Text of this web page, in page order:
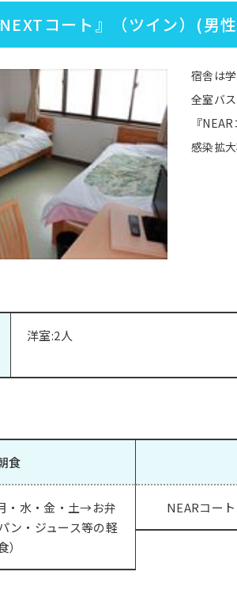
コート』（ツイン）(男
宿舎は
全室バ
『
感染拡
洋室:2人
食
・水・金・土→お弁
ン・ジュース等の軽
）
NEARコー